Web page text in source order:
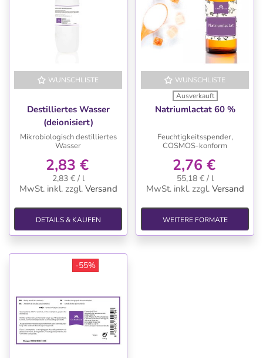
WUNSCHLISTE
Destilliertes Wasser
(deionisiert)
Mikrobiologisch destilliertes
Wasser
2,83 €
2,83 € / l
MwSt. inkl. zzgl. Versand
DETAILS & KAUFEN
WUNSCHLISTE
Ausverkauft
Natriumlactat 60 %
Feuchtigkeitsspender,
COSMOS-konform
2,76 €
55,18 € / l
MwSt. inkl. zzgl. Versand
WEITERE FORMATE
-55%